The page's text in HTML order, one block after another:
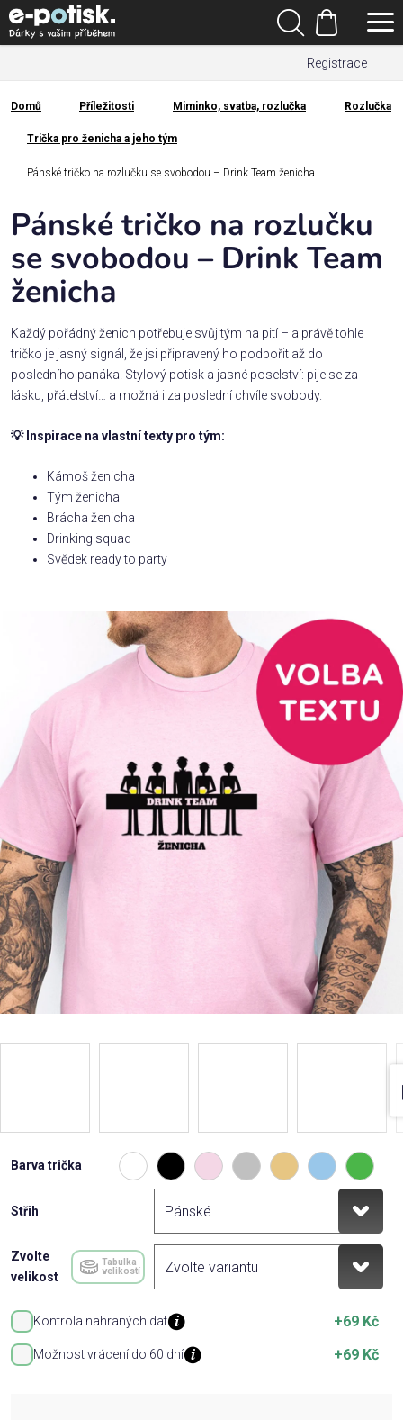
Přejít
na
obsah
Registrace
Hledat
Nákupní
košík
Kategorie
pro
Rodina
/
Láska
Povolání,
zájmy a
sport
Příležitosti
Domácnost
Kolekce
Domů
Domů Příležitosti Miminko, svatba, rozlučka Rozlučka
Trička pro ženicha a jeho tým
Pánské tričko na rozlučku se svobodou – Drink Team ženicha
Barva trička
Střih
Zvolte
velikost
Tabulka
velikostí
Kontrola nahraných dat +69 Kč
Možnost vrácení do 60 dní +69 Kč
Pánské tričko na rozlučku
se svobodou – Drink Team
ženicha
Každý pořádný ženich potřebuje svůj tým na pití – a právě tohle
tričko je jasný signál, že jsi připravený ho podpořit až do
posledního panáka! Stylový potisk a jasné poselství: pije se za
lásku, přátelství… a možná i za poslední chvíle svobody.
💡 Inspirace na vlastní texty pro tým:
Kámoš ženicha
Tým ženicha
Brácha ženicha
Drinking squad
Svědek ready to party